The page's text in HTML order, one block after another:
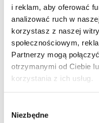
i reklam, aby oferować
analizować ruch w
korzystasz z naszej
społecznościowym,
Partnerzy mogą
otrzymanymi od Ciebie
korzystania z ich usług.
Niezbędne
minimum przez trzy
Stosowanie dla psów:
< 10 kg 2,5 ml
10-20 kg 5 ml
20-40 kg 10 ml
40-60 kg 15 ml